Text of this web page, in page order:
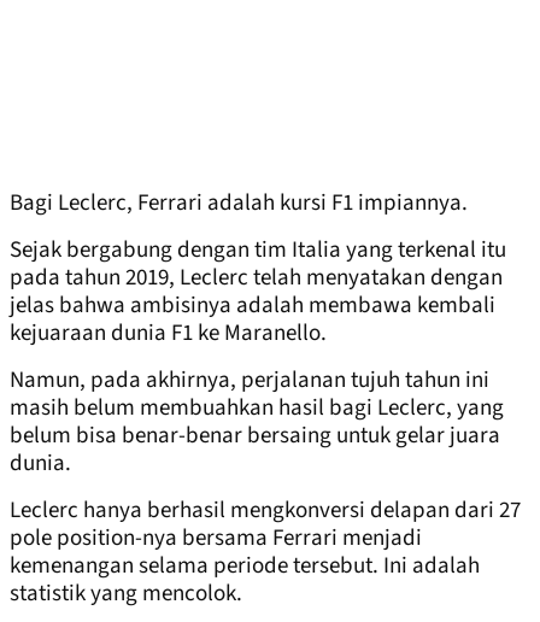
Bagi Leclerc, Ferrari adalah kursi F1 impiannya.
Sejak bergabung dengan tim Italia yang terkenal itu
pada tahun 2019, Leclerc telah menyatakan dengan
jelas bahwa ambisinya adalah membawa kembali
kejuaraan dunia F1 ke Maranello.
Namun, pada akhirnya, perjalanan tujuh tahun ini
masih belum membuahkan hasil bagi Leclerc, yang
belum bisa benar-benar bersaing untuk gelar juara
dunia.
Leclerc hanya berhasil mengkonversi delapan dari 27
pole position-nya bersama Ferrari menjadi
kemenangan selama periode tersebut. Ini adalah
statistik yang mencolok.